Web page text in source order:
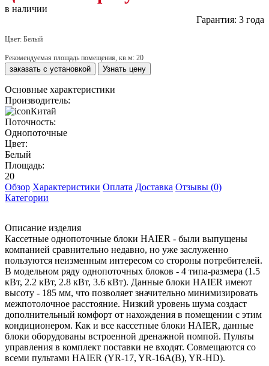
в наличии
Гарантия: 3 года
Цвет: Белый
Рекомендуемая площадь помещения, кв.м: 20
заказать с установкой Узнать цену
Основные характеристики
Производитель:
Китай
Поточность:
Однопоточные
Цвет:
Белый
Площадь:
20
Обзор Характеристики Оплата Доставка Отзывы (0)
Категории
Описание изделия
Кассетные однопоточные блоки HAIER - были выпущены
компанией сравнительно недавно, но уже заслуженно
пользуются неизменным интересом со стороны потребителей.
В модельном ряду однопоточных блоков - 4 типа-размера (1.5
кВт, 2.2 кВт, 2.8 кВт, 3.6 кВт). Данные блоки HAIER имеют
высоту - 185 мм, что позволяет значительно минимизировать
межпотолочное расстояние. Низкий уровень шума создаст
дополнительный комфорт от нахождения в помещении с этим
кондиционером. Как и все кассетные блоки HAIER, данные
блоки оборудованы встроенной дренажной помпой. Пульты
управления в комплект поставки не входят. Совмещаются со
всеми пультами HAIER (YR-17, YR-16A(B), YR-HD).